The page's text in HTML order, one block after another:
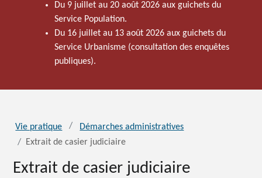
Du 9 juillet au 20 août 2026 aux guichets du
Service Population.
Du 16 juillet au 13 août 2026 aux guichets du
Service Urbanisme (consultation des enquêtes
publiques).
Vie pratique
Démarches administratives
Extrait de casier judiciaire
Extrait de casier judiciaire